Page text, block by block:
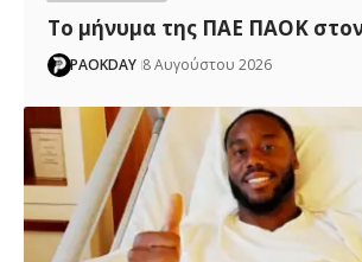
Το μήνυμα της ΠΑΕ ΠΑΟΚ
PAOKDAY 8 Αυγούστου 2026